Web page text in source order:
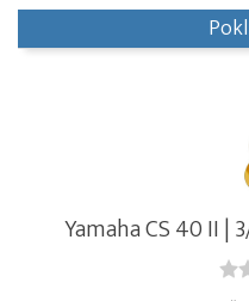
Yamaha CS 40 II |